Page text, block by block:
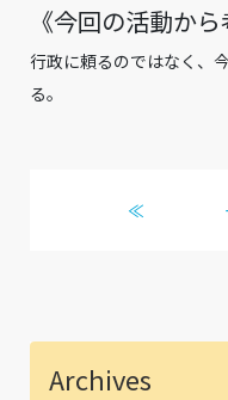
《今回の活動か
行政に頼るのではなく、
る。
≪
Archives